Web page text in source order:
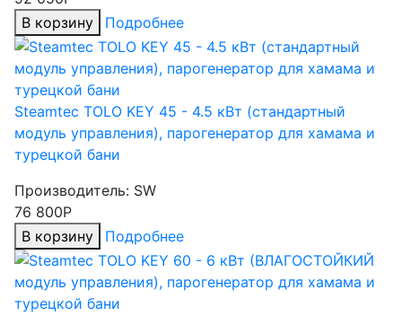
В корзину
Подробнее
Steamtec TOLO KEY 45 - 4.5 кВт (стандартный
модуль управления), парогенератор для хамама и
турецкой бани
Производитель: SW
76 800Р
В корзину
Подробнее